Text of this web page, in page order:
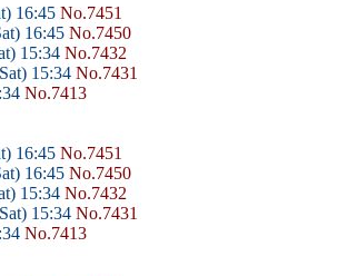
16:45 No.7451
16:45 No.7450
15:34 No.7432
15:34 No.7431
No.7413
16:45 No.7451
16:45 No.7450
15:34 No.7432
15:34 No.7431
No.7413